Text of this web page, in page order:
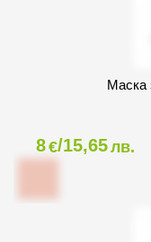
Маска
8€/15,65лв.